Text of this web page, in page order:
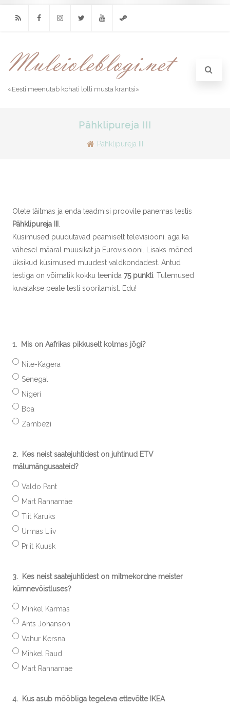
«Eesti meenutab kohati lolli musta krantsi»
Pähklipureja III
Pähklipureja III
Olete täitmas ja enda teadmisi proovile panemas testis
Pähklipureja III
Küsimused puudutavad peamiselt televisiooni, aga ka
vähesel määral muusikat ja Eurovisiooni. Lisaks mõned
üksikud küsimused muudest valdkondadest. Antud
testiga on võimalik kokku teenida 75 punkti . Tulemused
kuvatakse peale testi sooritamist. Edu!
1. Mis on Aafrikas pikkuselt kolmas jõgi?
Nile-Kagera
Senegal
Nigeri
Boa
Zambezi
2.
Kes neist saatejuhtidest on juhtinud ETV
mälumängusaateid?
Valdo Pant
Märt Rannamäe
Tiit Karuks
Urmas Liiv
Priit Kuusk
3.
Kes neist saatejuhtidest on mitmekordne meister
kümnevõistluses?
Mihkel Kärmas
Ants Johanson
Vahur Kersna
Mihkel Raud
Märt Rannamäe
4.
Kus asub mööbliga tegeleva ettevõtte IKEA